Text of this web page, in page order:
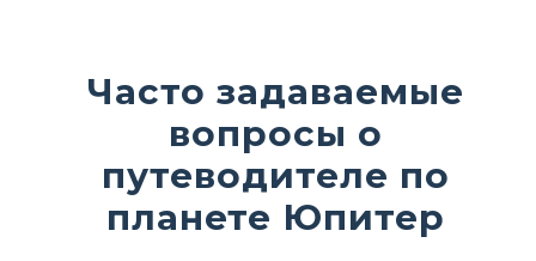
Часто задаваемые
вопросы о
путеводителе по
планете Юпитер